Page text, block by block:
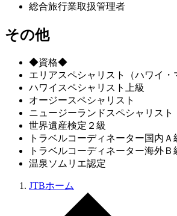
総合旅行業取扱管理者
その他
◆資格◆
エリアスペシャリスト（ハワイ・
ハワイスペシャリスト上級
オージースペシャリスト
ニュージーランドスペシャリスト
世界遺産検定２級
トラベルコーディネーター国内Ａ
トラベルコーディネーター海外Ｂ
温泉ソムリエ認定
JTBホーム